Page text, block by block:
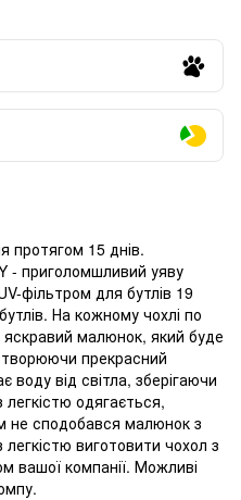
протягом 15 днів.
- приголомшливий уяву
фільтром для бутлів 19
На кожному чохлі по
малюнок, який буде
прекрасний
воду від світла, зберігаючи
легкістю одягається,
не сподобався малюнок з
виготовити чохол з
вашої компанії. Можливі